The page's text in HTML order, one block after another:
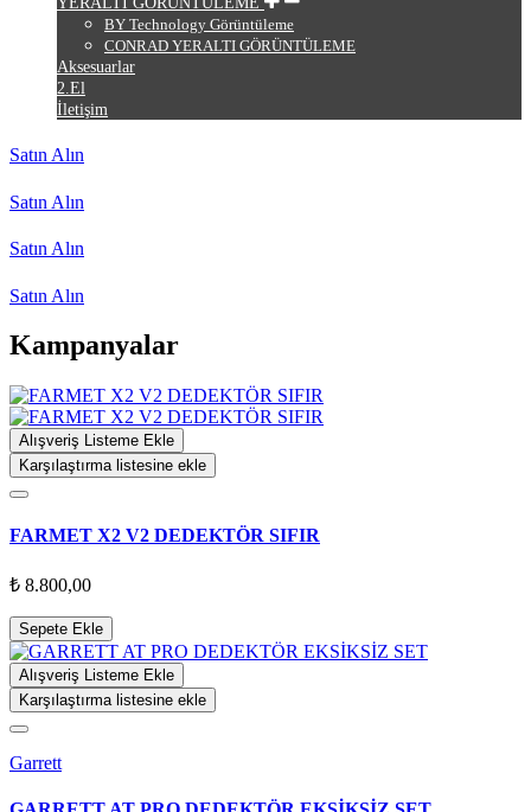
BY Technology Görüntüleme
CONRAD YERALTI GÖRÜNTÜLEME
Aksesuarlar
2.El
İletişim
Satın Alın
Satın Alın
Satın Alın
Satın Alın
Kampanyalar
Alışveriş Listeme Ekle
Karşılaştırma listesine ekle
FARMET X2 V2 DEDEKTÖR SIFIR
₺ 8.800,00
Sepete Ekle
Alışveriş Listeme Ekle
Karşılaştırma listesine ekle
Garrett